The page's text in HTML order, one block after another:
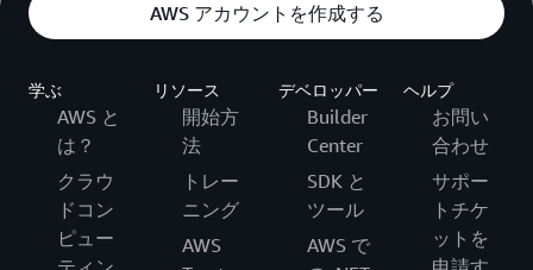
AWS アカウントを作成する
学ぶ
AWS と
は？
クラウ
ドコン
ピュー
リソース
開始方
法
トレー
ニング
AWS
デベロッパー
Builder
Center
SDK と
ツール
AWS で
ヘルプ
お問い
合わせ
サポー
トチケ
ットを